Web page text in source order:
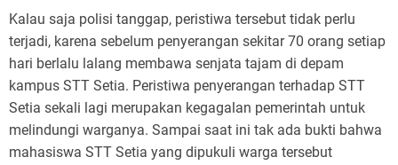
Kalau saja polisi tanggap, peristiwa tersebut tidak perlu
terjadi, karena sebelum penyerangan sekitar 70 orang setiap
hari berlalu lalang membawa senjata tajam di depam
kampus STT Setia. Peristiwa penyerangan terhadap STT
Setia sekali lagi merupakan kegagalan pemerintah untuk
melindungi warganya. Sampai saat ini tak ada bukti bahwa
mahasiswa STT Setia yang dipukuli warga tersebut